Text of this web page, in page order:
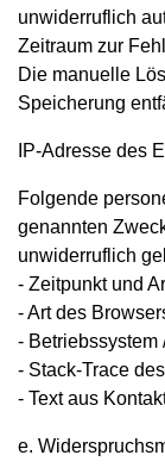
unwiderruflich
Zeitraum zur
Die manuelle
Speicherung
IP-Adresse des
Folgende
genannten
unwiderruflich
- Zeitpunkt und
-Art des
- Betriebssystem
- Stack-Trace
- Text aus
e.